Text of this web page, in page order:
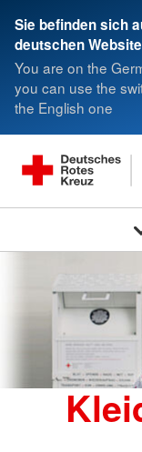
Sie befinden sich
deutschen Website
You are on the
you can use the
the English one